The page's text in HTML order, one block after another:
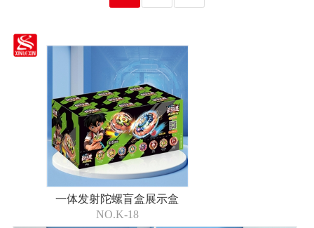
一体发射陀螺盲盒展示盒
NO.K-18